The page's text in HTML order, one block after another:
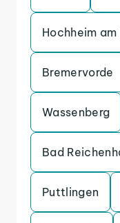
Hochheim am
Bremervorde
Wassenberg
Bad
Puttlingen